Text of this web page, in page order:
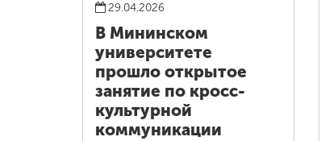
29.04.2026
В Мининском
университете
прошло открытое
занятие по кросс-
культурной
коммуникации